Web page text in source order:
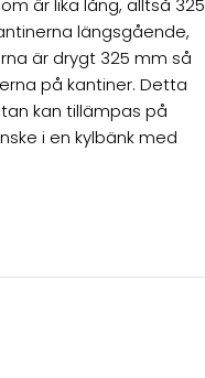
är lika lång, alltså 325
längsgående,
är drygt 325 mm så
på kantiner. Detta
kan tillämpas på
i en kylbänk med